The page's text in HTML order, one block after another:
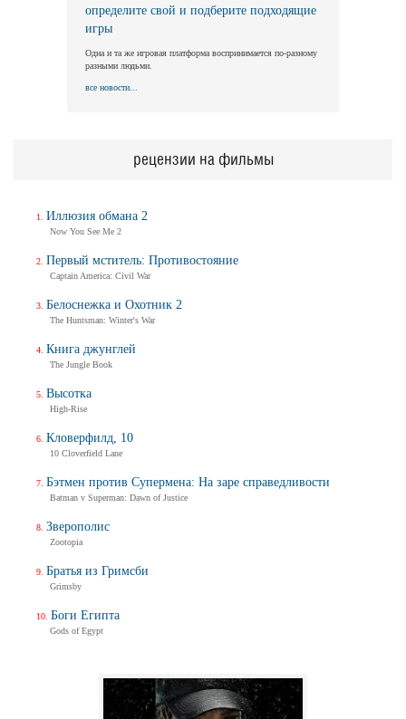
определите свой и подберите подходящие
игры
Одна и та же игровая платформа воспринимается по-разному
разными людьми.
все новости...
рецензии на фильмы
Иллюзия обмана 2
Now You See Me 2
Первый мститель: Противостояние
Captain America: Civil War
Белоснежка и Охотник 2
The Huntsman: Winter's War
Книга джунглей
The Jungle Book
Высотка
High-Rise
Кловерфилд, 10
10 Cloverfield Lane
Бэтмен против Супермена: На заре справедливости
Batman v Superman: Dawn of Justice
Зверополис
Zootopia
Братья из Гримсби
Grimsby
Боги Египта
Gods of Egypt